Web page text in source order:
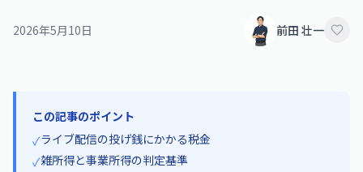
2026年5月10日 前田 壮一
この記事のポイント
✓ライブ配信の投げ銭にかかる税金
✓雑所得と事業所得の判定基準